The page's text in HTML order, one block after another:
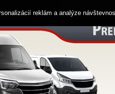
reklám a analýze